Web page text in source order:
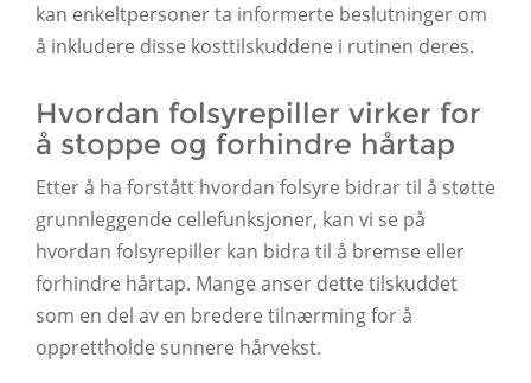
kan enkeltpersoner ta informerte beslutninger om
å inkludere disse kosttilskuddene i rutinen deres.
Hvordan folsyrepiller virker for
å stoppe og forhindre hårtap
Etter å ha forstått hvordan folsyre bidrar til å støtte
grunnleggende cellefunksjoner, kan vi se på
hvordan folsyrepiller kan bidra til å bremse eller
forhindre hårtap. Mange anser dette tilskuddet
som en del av en bredere tilnærming for å
opprettholde sunnere hårvekst.